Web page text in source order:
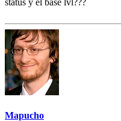
Mapucho